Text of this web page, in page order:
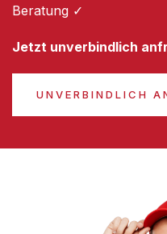
Beratung ✓
Jetzt unverbindlich
UNVERBINDLICH